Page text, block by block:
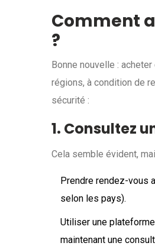
Comment
?
Bonne nouvelle :
régions, à condition de
sécurité :
1. Consultez
Cela semble évident,
Prendre rendez-vous
selon les pays).
Utiliser une
maintenant une